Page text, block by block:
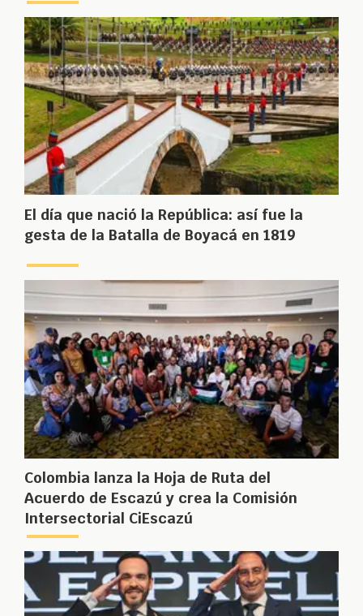
El día que nació la República: así fue la
gesta de la Batalla de Boyacá en 1819
Colombia lanza la Hoja de Ruta del
Acuerdo de Escazú y crea la Comisión
Intersectorial CiEscazú